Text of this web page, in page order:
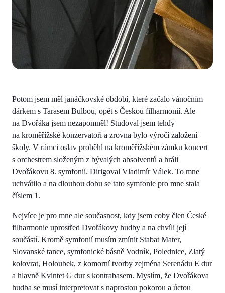
Potom jsem měl janáčkovské období, které začalo vánočním
dárkem s Tarasem Bulbou, opět s Českou filharmonií. Ale
na Dvořáka jsem nezapomněl! Studoval jsem tehdy
na kroměřížské konzervatoři a zrovna bylo výročí založení
školy. V rámci oslav proběhl na kroměřížském zámku koncert
s orchestrem složeným z bývalých absolventů a hráli
Dvořákovu 8. symfonii. Dirigoval Vladimír Válek. To mne
uchvátilo a na dlouhou dobu se tato symfonie pro mne stala
číslem 1.
Nejvíce je pro mne ale současnost, kdy jsem coby člen České
filharmonie uprostřed Dvořákovy hudby a na chvíli její
součástí. Kromě symfonií musím zmínit Stabat Mater,
Slovanské tance, symfonické básně Vodník, Polednice, Zlatý
kolovrat, Holoubek, z komorní tvorby zejména Serenádu E dur
a hlavně Kvintet G dur s kontrabasem. Myslím, že Dvořákova
hudba se musí interpretovat s naprostou pokorou a úctou